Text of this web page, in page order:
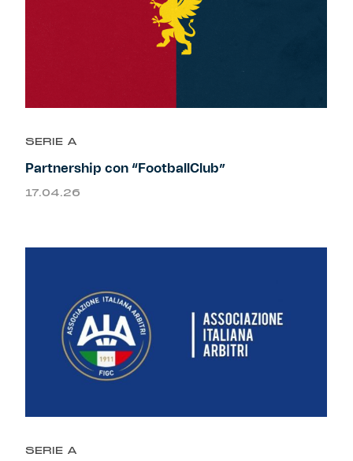
SERIE A
Partnership con “FootballClub”
17.04.26
SERIE A